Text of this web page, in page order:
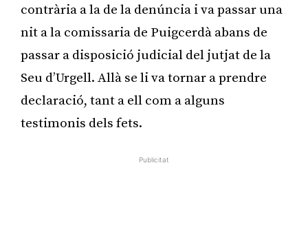
contrària a la de la denúncia i va passar una
nit a la comissaria de Puigcerdà abans de
passar a disposició judicial del jutjat de la
Seu d’Urgell. Allà se li va tornar a prendre
declaració, tant a ell com a alguns
testimonis dels fets.
Publicitat